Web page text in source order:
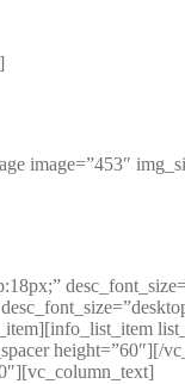
image=”453″
height=”60″][/